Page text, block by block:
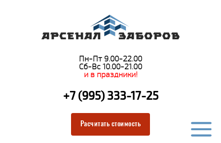
Пн-Пт 9.00-22.00
Сб-Вс 10.00-21.00
и в праздники!
+7 (995) 333-17-25
Расчитать стоимость